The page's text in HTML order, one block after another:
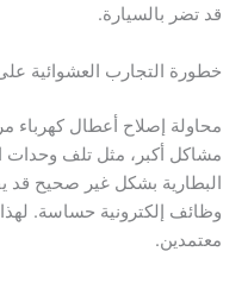
قد تضر بالسيارة.
خطورة التجارب العشوائية على
محاولة إصلاح أعطال
مشاكل أكبر، مثل تلف وحدات
البطارية بشكل غير صحيح قد
وظائف إلكترونية حساسة. لهذا
معتمدين.